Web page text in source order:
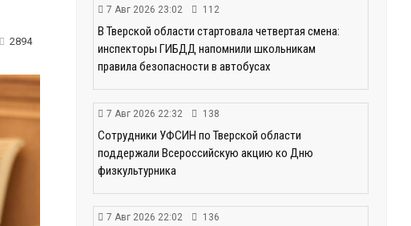
2894
7 Авг 2026 23:02 112
В Тверской области стартовала четвертая смена:
инспекторы ГИБДД напомнили школьникам
правила безопасности в автобусах
7 Авг 2026 22:32 138
Сотрудники УФСИН по Тверской области
поддержали Всероссийскую акцию ко Дню
физкультурника
7 Авг 2026 22:02 136